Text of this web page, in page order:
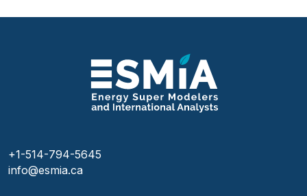
+1-514-794-5645
info@esmia.ca